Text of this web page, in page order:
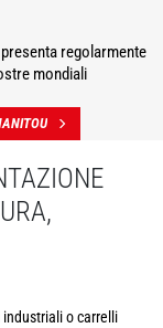
regolarmente
mondiali
o carrelli